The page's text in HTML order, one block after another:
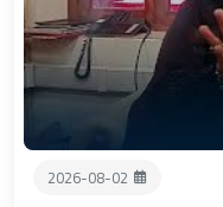
2026-08-02